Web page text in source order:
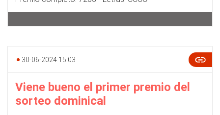
30-06-2024 15:03
Viene bueno el primer premio del
sorteo dominical